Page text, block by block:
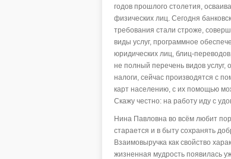
годов прошлого столетия,
физических лиц. Сегодня
требования стали строже,
виды услуг, программное
юридических лиц, блиц-
не полный перечень видов
налоги, сейчас производятся с
карт населению, с их помощью
Скажу честно: на работу иду с
Нина Павловна во всём любит
старается и в быту сохранять
Взаимовыручка как свойство
жизненная мудрость появилась